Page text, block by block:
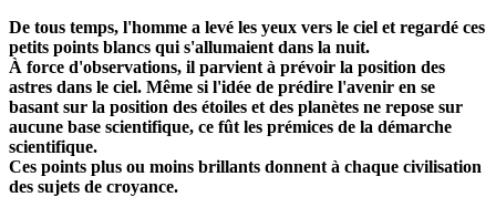
De tous temps, l'homme a levé les yeux vers le ciel et regardé ces
petits points blancs qui s'allumaient dans la nuit.
À force d'observations, il parvient à prévoir la position des
astres dans le ciel. Même si l'idée de prédire l'avenir en se
basant sur la position des étoiles et des planètes ne repose sur
aucune base scientifique, ce fût les prémices de la démarche
scientifique.
Ces points plus ou moins brillants donnent à chaque civilisation
des sujets de croyance.